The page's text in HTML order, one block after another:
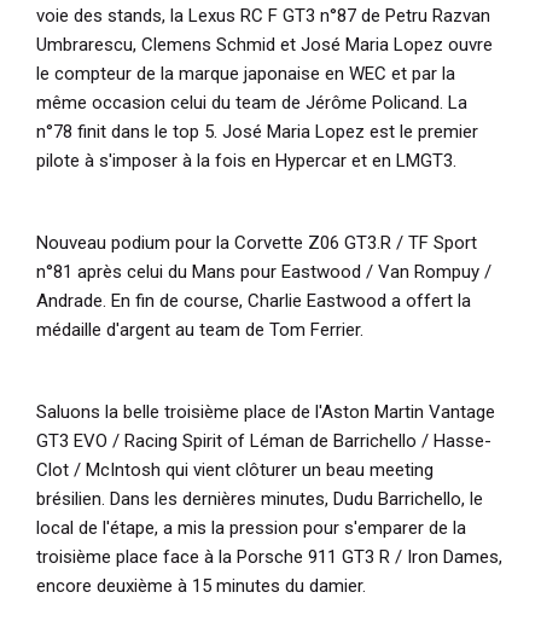
voie des stands, la Lexus RC F GT3 n°87 de Petru Razvan
Umbrarescu, Clemens Schmid et José Maria Lopez ouvre
le compteur de la marque japonaise en WEC et par la
même occasion celui du team de Jérôme Policand. La
n°78 finit dans le top 5. José Maria Lopez est le premier
pilote à s'imposer à la fois en Hypercar et en LMGT3.
Nouveau podium pour la Corvette Z06 GT3.R / TF Sport
n°81 après celui du Mans pour Eastwood / Van Rompuy /
Andrade. En fin de course, Charlie Eastwood a offert la
médaille d'argent au team de Tom Ferrier.
Saluons la belle troisième place de l'Aston Martin Vantage
GT3 EVO / Racing Spirit of Léman de Barrichello / Hasse-
Clot / McIntosh qui vient clôturer un beau meeting
brésilien. Dans les dernières minutes, Dudu Barrichello, le
local de l'étape, a mis la pression pour s'emparer de la
troisième place face à la Porsche 911 GT3 R / Iron Dames,
encore deuxième à 15 minutes du damier.